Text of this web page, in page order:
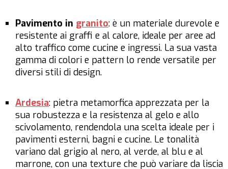
Pavimento in granito: è un materiale durevole e
resistente ai graffi e al calore, ideale per aree ad
alto traffico come cucine e ingressi. La sua vasta
gamma di colori e pattern lo rende versatile per
diversi stili di design.
Ardesia: pietra metamorfica apprezzata per la
sua robustezza e la resistenza al gelo e allo
scivolamento, rendendola una scelta ideale per i
pavimenti esterni, bagni e cucine. Le tonalità
variano dal grigio al nero, al verde, al blu e al
marrone, con una texture che può variare da liscia